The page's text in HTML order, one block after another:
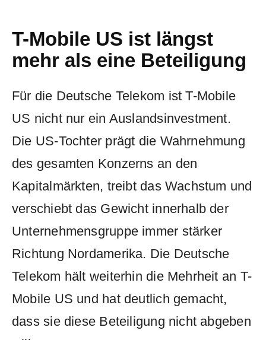
T-Mobile US ist längst
mehr als eine Beteiligung
Für die Deutsche Telekom ist T-Mobile
US nicht nur ein Auslandsinvestment.
Die US-Tochter prägt die Wahrnehmung
des gesamten Konzerns an den
Kapitalmärkten, treibt das Wachstum und
verschiebt das Gewicht innerhalb der
Unternehmensgruppe immer stärker
Richtung Nordamerika. Die Deutsche
Telekom hält weiterhin die Mehrheit an T-
Mobile US und hat deutlich gemacht,
dass sie diese Beteiligung nicht abgeben